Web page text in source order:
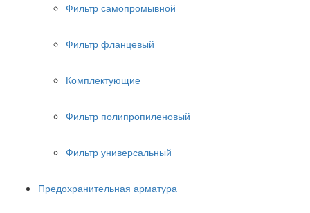
Фильтр самопромывной
Фильтр фланцевый
Комплектующие
Фильтр полипропиленовый
Фильтр универсальный
Предохранительная арматура